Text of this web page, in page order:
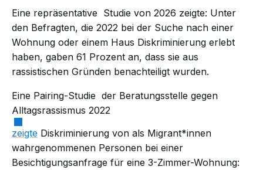
Eine repräsentative Studie von 2026 zeigte: Unter
den Befragten, die 2022 bei der Suche nach einer
Wohnung oder einem Haus Diskriminierung erlebt
haben, gaben 61 Prozent an, dass sie aus
rassistischen Gründen benachteiligt wurden.
Eine Pairing-Studie der Beratungsstelle gegen
Alltagsrassismus 2022
zeigte Diskriminierung von als Migrant*innen
wahrgenommenen Personen bei einer
Besichtigungsanfrage für eine 3-Zimmer-Wohnung: